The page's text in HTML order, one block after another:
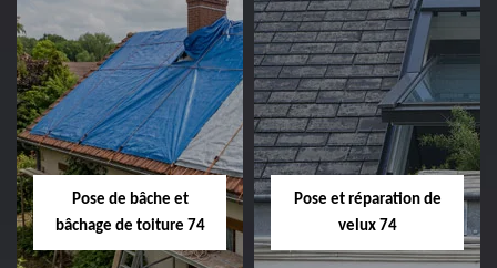
Pose de bâche et
bâchage de toiture 74
Pose et réparation de
velux 74